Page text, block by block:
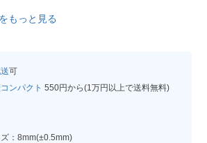
もっと見る
可
ンパクト 550円から(1万円以上で送料無料)
：8mm(±0.5mm)